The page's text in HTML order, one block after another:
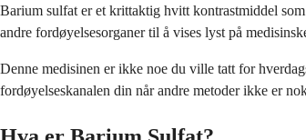
Barium sulfat er et krittaktig hvitt kontrastmiddel
andre fordøyelsesorganer til å vises lyst på
Denne medisinen er ikke noe du ville tatt for
fordøyelseskanalen din når andre metoder ikke er